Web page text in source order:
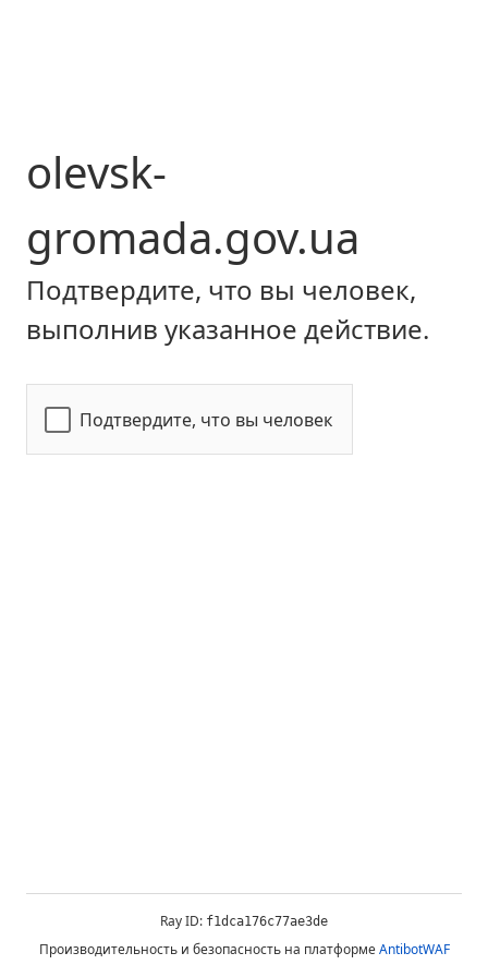
olevsk-
gromada.gov.ua
Подтвердите, что вы человек,
выполнив указанное действие.
Подтвердите, что вы человек
Ray ID: f1dca176c77ae3de
Производительность и безопасность на платформеAntibotWAF